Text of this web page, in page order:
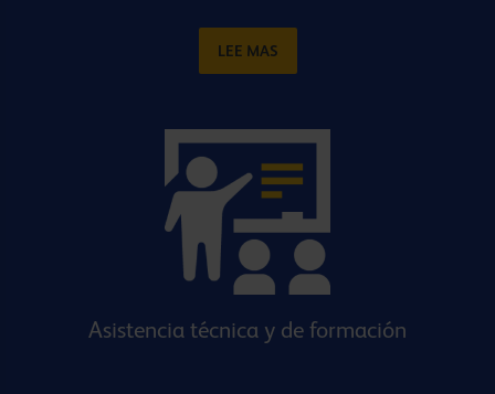
LEE MAS
Asistencia técnica y de formación